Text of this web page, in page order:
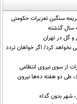
و گل در تهران
نخواهد کرد/ اگر خواهان تردد
از سوی نیروی انتظامی
طی دو هفته ده‌ها نیروی
شهر بدون گدا»